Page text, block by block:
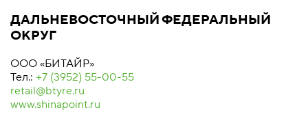
ДАЛЬНЕВОСТОЧНЫЙ ФЕДЕРАЛЬНЫЙ
ОКРУГ
ООО «БИТАЙР»
Тел.: +7 (3952) 55-00-55
retail@btyre.ru
www.shinapoint.ru